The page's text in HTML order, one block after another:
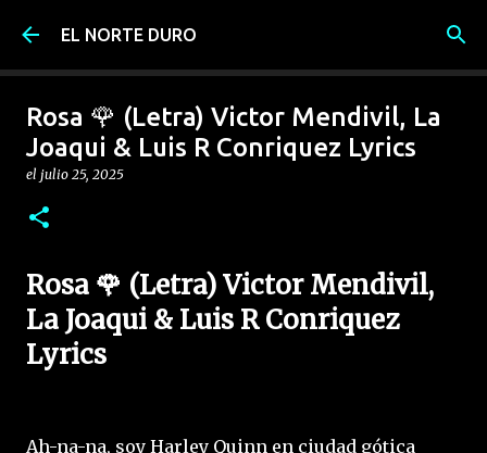
Ir al contenido principal
EL NORTE DURO
Rosa 🌹 (Letra) Victor Mendivil, La
Joaqui & Luis R Conriquez Lyrics
el julio 25, 2025
Rosa 🌹 (Letra) Victor Mendivil,
La Joaqui & Luis R Conriquez
Lyrics
Ah-na-na, soy Harley Quinn en ciudad gótica